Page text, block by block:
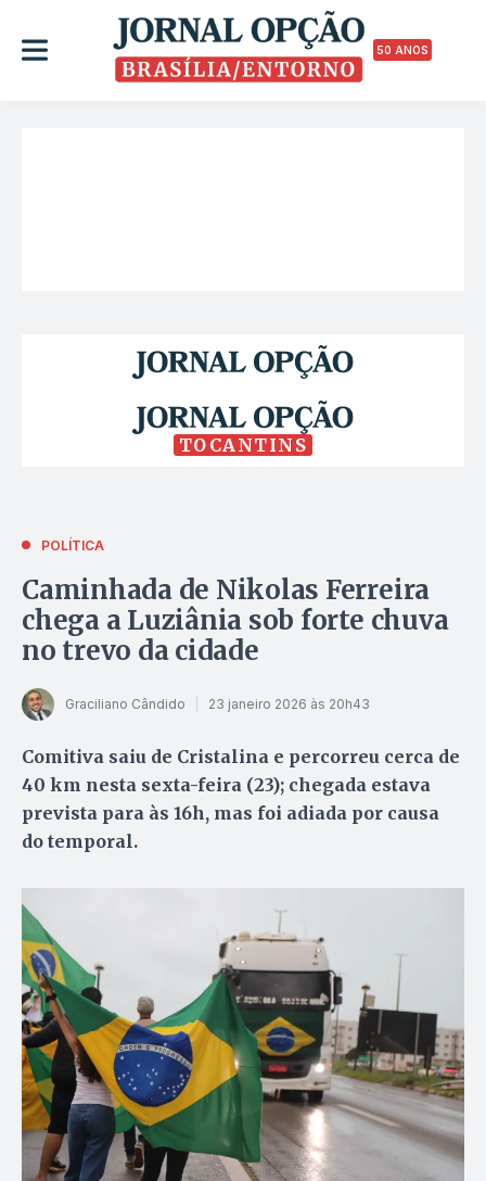
50 ANOS
TOCANTINS
POLÍTICA
Caminhada de Nikolas Ferreira
chega a Luziânia sob forte chuva
no trevo da cidade
Graciliano Cândido 23 janeiro 2026 às 20h43
Comitiva saiu de Cristalina e percorreu cerca de
40 km nesta sexta-feira (23); chegada estava
prevista para às 16h, mas foi adiada por causa
do temporal.